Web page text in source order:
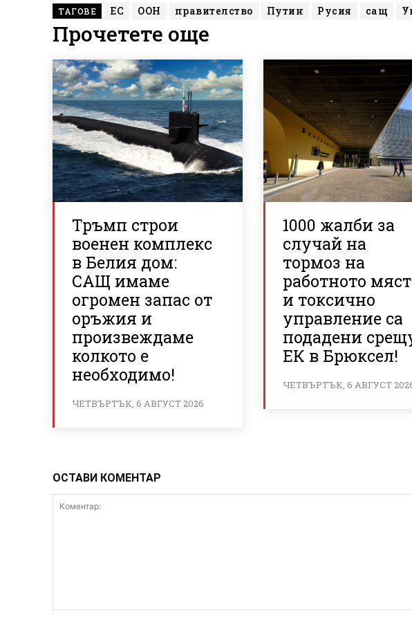
ТАГОВЕ ЕС ООН правителство Путин Русия сащ
Прочетете още
Тръмп строи
военен комплекс
в Белия дом:
САЩ имаме
огромен запас от
оръжия и
произвеждаме
колкото е
необходимо!
ЧЕТВЪРТЪК, 6 АВГУСТ 2026
1000 жалби за
случай на
тормоз на
работното
и токсично
управление са
подадени
ЕК в Брюксел!
ЧЕТВЪРТЪК, 6 АВГУСТ
ОСТАВИ КОМЕНТАР